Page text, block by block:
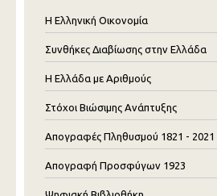
Η Ελληνική Οικονομία
Συνθήκες Διαβίωσης στην Ελλάδα
Η Ελλάδα με Αριθμούς
Στόχοι Βιώσιμης Ανάπτυξης
Απογραφές Πληθυσμού 1821 - 2021
Απογραφή Προσφύγων 1923